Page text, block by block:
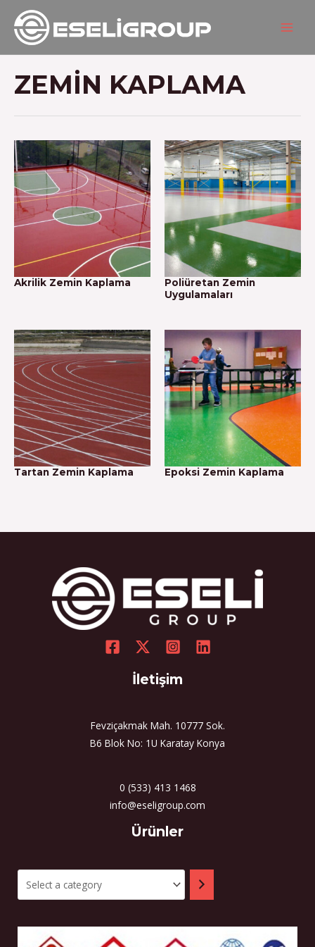
İçeriğe
atla
ZEMIN KAPLAMA
Akrilik Zemin Kaplama
Poliüretan Zemin
Uygulamaları
Tartan Zemin Kaplama Epoksi Zemin Kaplama
İletişim
Fevziçakmak Mah. 10777 Sok.
B6 Blok No: 1U Karatay Konya
0 (533) 413 1468
info@eseligroup.com
Ürünler